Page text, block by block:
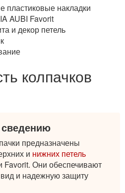
пластиковые накладки
AUBI Favorit
и декор петель
колпачков
предназначены
и нижних петель
Favorit. Они обеспечивают
и надежную защиту